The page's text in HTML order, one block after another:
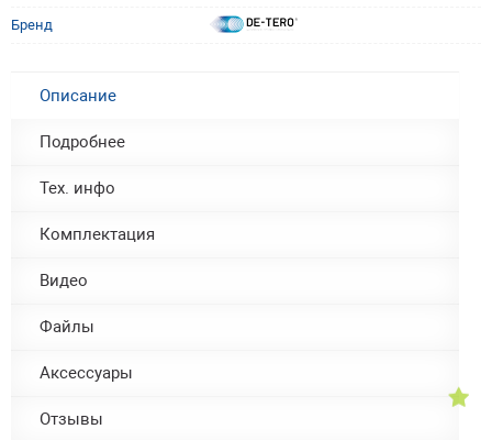
Бренд
Описание
Подробнее
Тех. инфо
Комплектация
Видео
Файлы
Аксессуары
Отзывы